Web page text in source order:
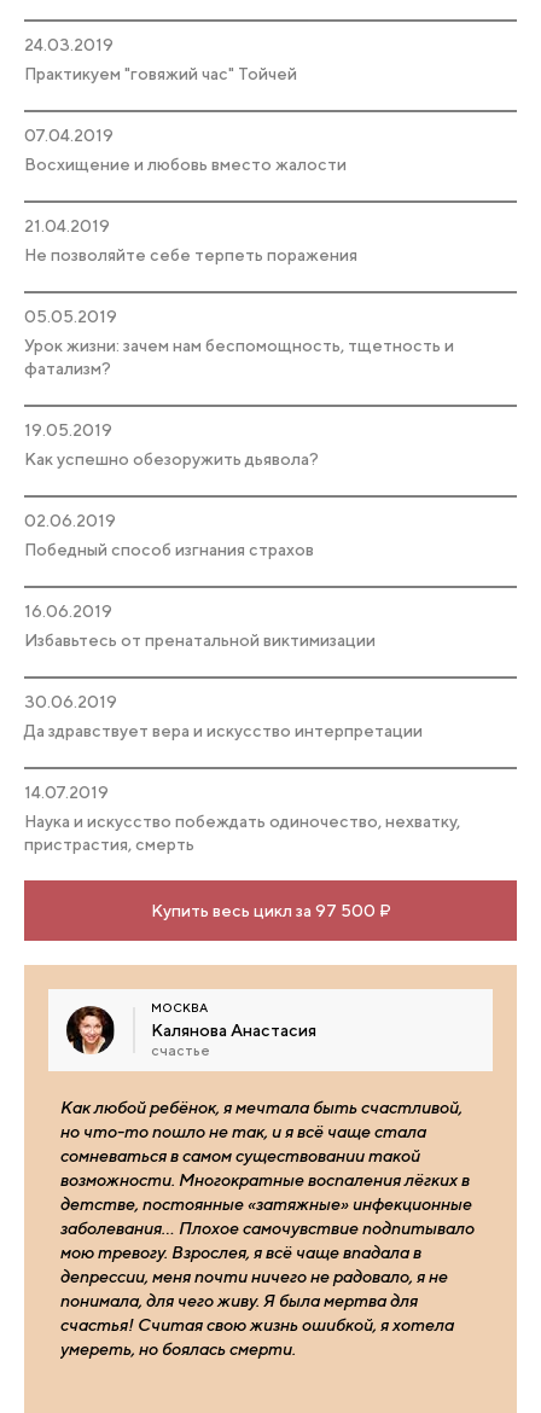
24.03.2019
Практикуем "говяжий час" Тойчей
07.04.2019
Восхищение и любовь вместо жалости
21.04.2019
Не позволяйте себе терпеть поражения
05.05.2019
Урок жизни: зачем нам беспомощность, тщетность и
фатализм?
19.05.2019
Как успешно обезоружить дьявола?
02.06.2019
Победный способ изгнания страхов
16.06.2019
Избавьтесь от пренатальной виктимизации
30.06.2019
Да здравствует вера и искусство интерпретации
14.07.2019
Наука и искусство побеждать одиночество, нехватку,
пристрастия, смерть
Купить весь цикл за 97 500 ₽
МОСКВА
Калянова Анастасия
счастье
Как любой ребёнок, я мечтала быть счастливой,
но что-то пошло не так, и я всё чаще стала
сомневаться в самом существовании такой
возможности. Многократные воспаления лёгких в
детстве, постоянные «затяжные» инфекционные
заболевания… Плохое самочувствие подпитывало
мою тревогу. Взрослея, я всё чаще впадала в
депрессии, меня почти ничего не радовало, я не
понимала, для чего живу. Я была мертва для
счастья! Считая свою жизнь ошибкой, я хотела
умереть, но боялась смерти.